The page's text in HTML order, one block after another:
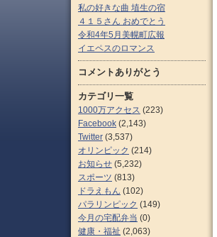
私の好きな曲 埴生の宿
４１５さん おめでとう
令和4年5月美幌町広報
イエペスのロマンス
コメントありがとう
カテゴリ一覧
1000万アクセス (223)
Facebook (2,143)
Twitter (3,537)
オリンピック (214)
お知らせ (5,232)
スポーツ (813)
ドラえもん (102)
パラリンピック (149)
今月の宅配弁当 (0)
健康・福祉 (2,063)